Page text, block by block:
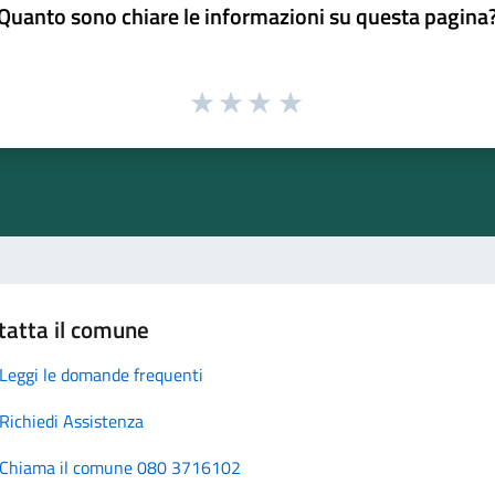
sono chiare le informazioni su questa
il comune
Leggi le domande frequenti
Richiedi Assistenza
Chiama il comune 080 3716102